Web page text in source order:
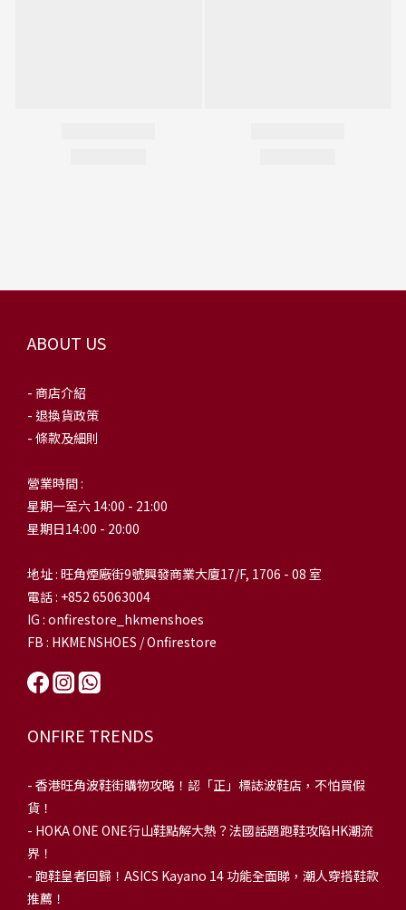
ABOUT US
- 商店介紹
- 退換貨政策
- 條款及細則
營業時間 :
星期一至六 14:00 - 21:00
星期日14:00 - 20:00
地址 : 旺角煙廠街9號興發商業大廈17/F, 1706 - 08 室
電話 : +852 65063004
IG : onfirestore_hkmenshoes
FB : HKMENSHOES / Onfirestore
ONFIRE TRENDS
- 香港旺角波鞋街購物攻略！認「正」標誌波鞋店，不怕買假
貨！
- HOKA ONE ONE行山鞋點解大熱？法國話題跑鞋攻陷HK潮流
界！
- 跑鞋皇者回歸！ASICS Kayano 14 功能全面睇，潮人穿搭鞋款
推薦！